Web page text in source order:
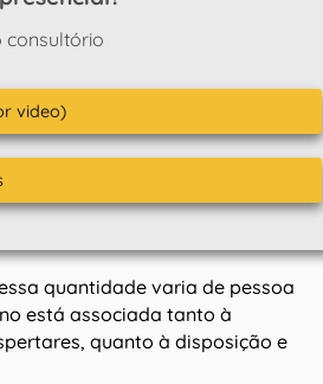
consultório
video)
quantidade varia de pessoa
está associada tanto à
quanto à disposição e